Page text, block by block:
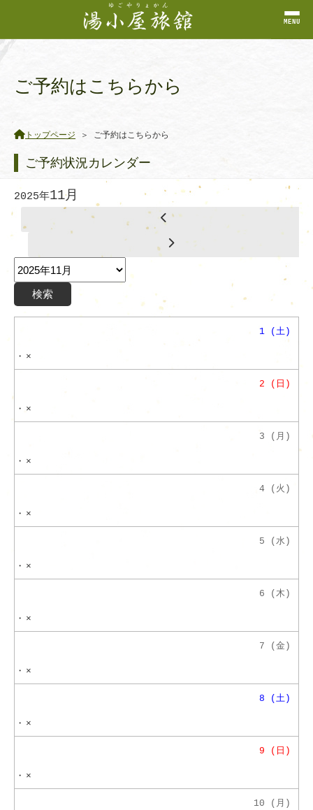
ご予約はこちらから
トップページ ＞ ご予約はこちらから
ご予約状況カレンダー
2025年11月
検索
1 (土)
・ ×
2 (日)
・ ×
3 (月)
・ ×
4 (火)
・ ×
5 (水)
・ ×
6 (木)
・ ×
7 (金)
・ ×
8 (土)
・ ×
9 (日)
・ ×
10 (月)